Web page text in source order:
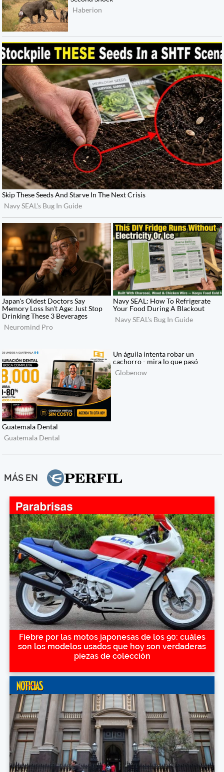
MÁS EN
Fiebre por las motos japonesas de los 90: cuáles
son los modelos usados que hoy son verdaderas
piezas de colección